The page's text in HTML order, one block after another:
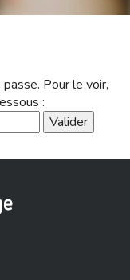
Pour le voir,
: